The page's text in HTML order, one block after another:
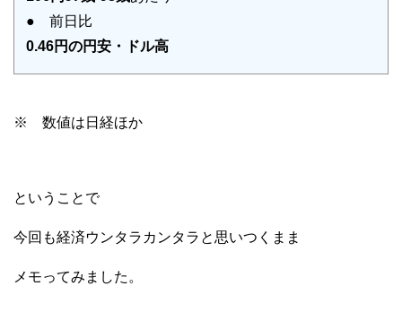
● 前日比
0.46円の円安・ドル高
※ 数値は日経ほか
ということで
今回も経済ウンタラカンタラと思いつくまま
メモってみました。